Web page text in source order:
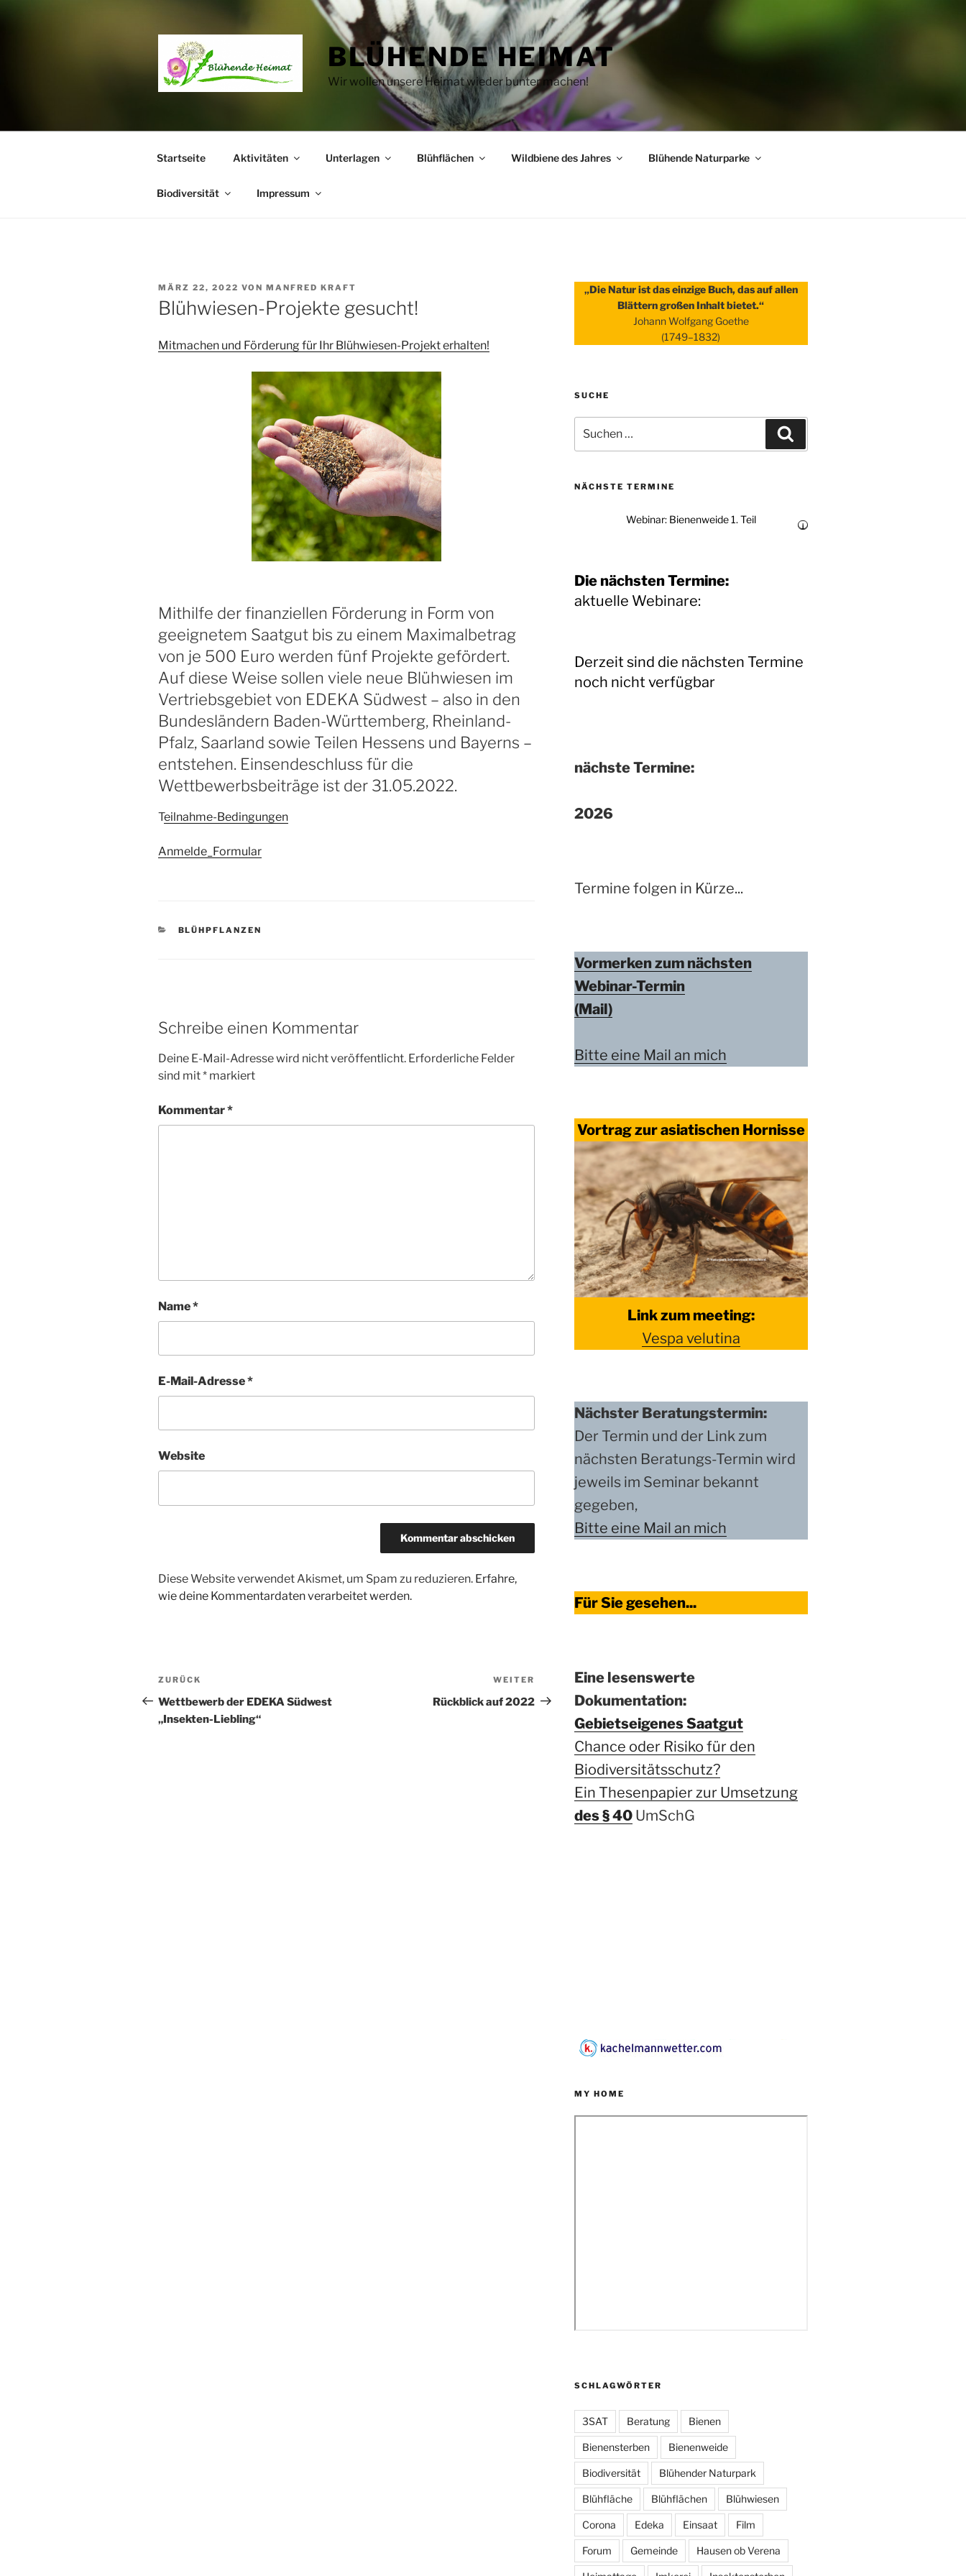
BLÜHENDE HEIMAT
Wir wollen unsere Heimat wieder bunter machen!
Startseite Aktivitäten Unterlagen Blühflächen Wildbiene des Jahres Blühende Naturparke
Biodiversität Impressum
VERÖFFENTLICHT
AM
MÄRZ 22, 2022 VON MANFRED KRAFT
Blühwiesen-Projekte gesucht!
Mitmachen und Förderung für Ihr Blühwiesen-Projekt erhalten!
Mithilfe der finanziellen Förderung in Form von
geeignetem Saatgut bis zu einem Maximalbetrag
von je 500 Euro werden fünf Projekte gefördert.
Auf diese Weise sollen viele neue Blühwiesen im
Vertriebsgebiet von EDEKA Südwest – also in den
Bundesländern Baden-Württemberg, Rheinland-
Pfalz, Saarland sowie Teilen Hessens und Bayerns –
entstehen. Einsendeschluss für die
Wettbewerbsbeiträge ist der 31.05.2022.
Teilnahme-Bedingungen
Anmelde_Formular
KATEGORIEN
BLÜHPFLANZEN
Schreibe einen Kommentar
Deine E-Mail-Adresse wird nicht veröffentlicht. Erforderliche Felder
sind mit* markiert
Kommentar*
Name*
E-Mail-Adresse*
Website
Diese Website verwendet Akismet, um Spam zu reduzieren. Erfahre,
wie deine Kommentardaten verarbeitet werden.
Beitragsnavigation
Vorheriger
Beitrag
ZURÜCK
Wettbewerb der EDEKA Südwest
„Insekten-Liebling“
Nächster
Beitrag
WEITER
Rückblick auf 2022
„Die Natur ist das einzige Buch, das auf allen
Blättern großen Inhalt bietet.“
Johann Wolfgang Goethe
(1749–1832)
SUCHE
nach:
NÄCHSTE TERMINE
Webinar: Bienenweide 1. Teil
i
Die nächsten Termine:
aktuelle Webinare:
Derzeit sind die nächsten Termine
noch nicht verfügbar
nächste Termine:
2026
Termine folgen in Kürze...
Vormerken zum nächsten
Webinar-Termin
(Mail)
Bitte eine Mail an mich
Vortrag zur asiatischen Hornisse
Link zum meeting:
Vespa velutina
Nächster Beratungstermin:
Der Termin und der Link zum
nächsten Beratungs-Termin wird
jeweils im Seminar bekannt
gegeben,
Bitte eine Mail an mich
Für Sie gesehen...
Eine lesenswerte
Dokumentation:
Gebietseigenes Saatgut
Chance oder Risiko für den
Biodiversitätsschutz?
Ein Thesenpapier zur Umsetzung
des § 40UmSchG
MY HOME
SCHLAGWÖRTER
3SAT Beratung Bienen
Bienensterben Bienenweide
Biodiversität Blühender Naturpark
Blühfläche Blühflächen Blühwiesen
Corona Edeka Einsaat Film
Forum Gemeinde Hausen ob Verena